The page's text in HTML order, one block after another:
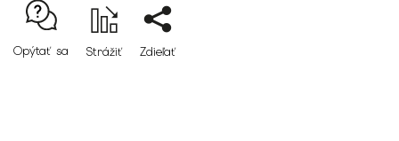
Opýtať sa Strážiť Zdieľať